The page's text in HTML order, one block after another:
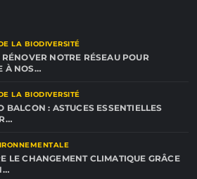
LA BIODIVERSITÉ
NOTRE RÉSEAU POUR
À NOS…
LA BIODIVERSITÉ
BALCON : ASTUCES ESSENTIELLES
LE CHANGEMENT CLIMATIQUE GRÂCE